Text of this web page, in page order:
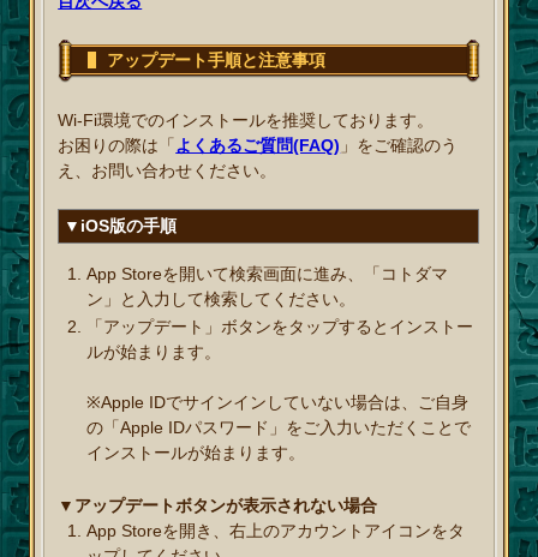
アップデート手順と注意事項
Wi-Fi環境でのインストールを推奨しております。
お困りの際は「よくあるご質問(FAQ) 」をご確認のう
え、お問い合わせください。
▼iOS版の手順
App Storeを開いて検索画面に進み、「コトダマ
ン」と入力して検索してください。
「アップデート」ボタンをタップするとインストー
ルが始まります。
※Apple IDでサインインしていない場合は、ご自身
の「Apple IDパスワード」をご入力いただくことで
インストールが始まります。
▼アップデートボタンが表示されない場合
App Storeを開き、右上のアカウントアイコンをタ